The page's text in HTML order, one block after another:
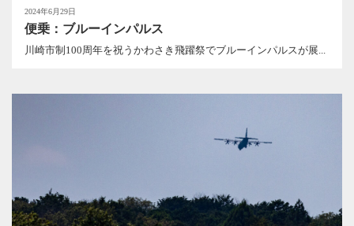
2024年6月29日
便乗：ブルーインパルス
川崎市制100周年を祝うかわさき飛躍祭でブルーインパルスが展...